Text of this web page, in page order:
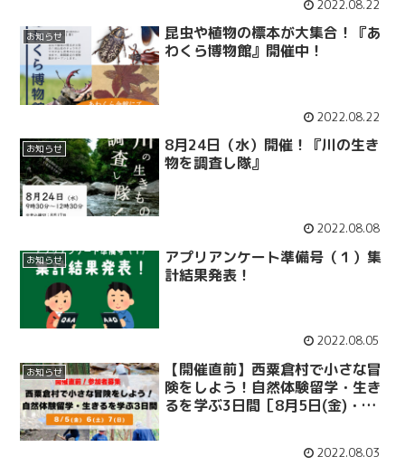
2022.08.22
お知らせ
昆虫や植物の標本が大集合！『あ
わくら博物館』開催中！
2022.08.22
お知らせ
8月24日（水）開催！『川の生き
物を調査し隊』
2022.08.08
お知らせ
アプリアンケート準備号（１）集
計結果発表！
2022.08.05
お知らせ
【開催直前】西粟倉村で小さな冒
険をしよう！自然体験留学・生き
るを学ぶ3日間［8月5日(金)・
2022.08.03